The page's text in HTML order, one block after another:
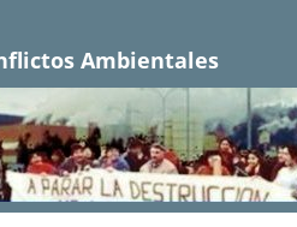
Ambientales